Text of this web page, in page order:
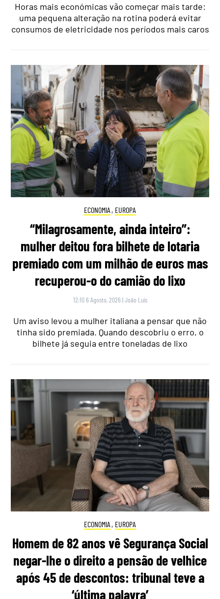
Horas mais económicas vão começar mais tarde:
uma pequena alteração na rotina poderá evitar
consumos de eletricidade nos períodos mais caros
ECONOMIA , EUROPA
“Milagrosamente, ainda inteiro”:
mulher deitou fora bilhete de lotaria
premiado com um milhão de euros mas
recuperou-o do camião do lixo
12:10 6 Agosto, 2026 |João Luís
Um aviso levou a mulher italiana a pensar que não
tinha sido premiada. Quando descobriu o erro, o
bilhete já seguia entre toneladas de lixo
ECONOMIA , EUROPA
Homem de 82 anos vê Segurança Social
negar-lhe o direito a pensão de velhice
após 45 de descontos: tribunal teve a
‘última palavra’